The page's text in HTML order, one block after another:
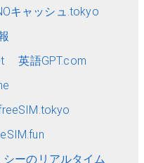
キャッシュ.tokyo
英語GPT.com
ーのリアルタイム